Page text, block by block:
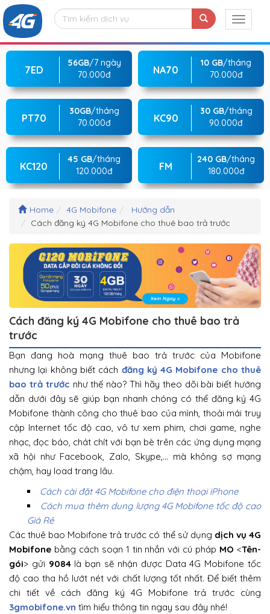
7ED
56GB/7 ngày
70.000đ
NA70
10 GB/tháng
70.000đ
PT70
30GB/tháng
70.000đ
KC90
30 GB/tháng
90.000đ
KC120
45 GB/tháng
120.000đ
FM
240 GB/tháng
180.000đ
Home 4G Mobifone
Hướng dẫn
Cách đăng ký 4G Mobifone cho thuê bao trả trước
Cách đăng ký 4G Mobifone cho thuê bao trả
trước
Bạn đang hoà mạng thuê bao trả trước của Mobifone
nhưng lại không biết cách đăng ký 4G Mobifone cho thuê
bao trả trước như thế nào? Thì hãy theo dõi bài biết hướng
dẫn dưới đây sẽ giúp bạn nhanh chóng có thể đăng ký 4G
Mobifone thành công cho thuê bao của mình, thoải mái truy
cập Internet tốc độ cao, vô tư xem phim, chơi game, nghe
nhạc, đọc báo, chát chít với bạn bè trên các ứng dụng mạng
xã hội như Facebook, Zalo, Skype,… mà không sợ mạng
chậm, hay load trang lâu.
Cách cài đặt 4G Mobifone cho điện thoại iPhone
Cách mua thêm dung lượng 4G Mobifone tốc độ cao
Giá Rẻ
Các thuê bao Mobifone trả trước có thể sử dụng dịch vụ 4G
Mobifone bằng cách soạn 1 tin nhắn với cú pháp MO <Tên-
gói> gửi 9084là bạn sẽ nhận được Data 4G Mobifone tốc
độ cao tha hồ lướt nét với chất lượng tốt nhất. Để biết thêm
chi tiết về cách đăng ký 4G Mobifone trả trước cùng
3gmobifone.vn tìm hiểu thông tin ngay sau đây nhé!